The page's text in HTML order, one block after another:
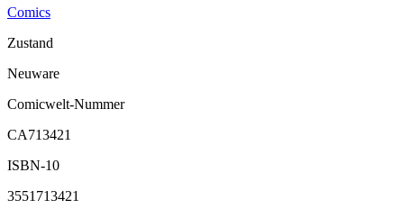
Comics
Zustand
Neuware
Comicwelt-Nummer
CA713421
ISBN-10
3551713421